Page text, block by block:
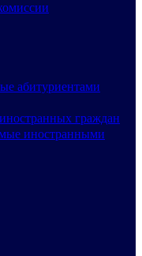
абитуриентами
граждан
иностранными